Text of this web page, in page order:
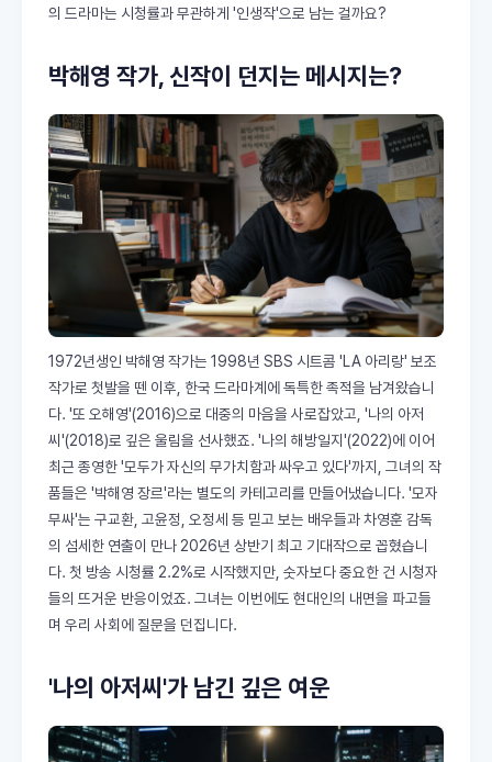
의 드라마는 시청률과 무관하게 '인생작'으로 남는 걸까요?
박해영 작가, 신작이 던지는 메시지는?
1972년생인 박해영 작가는 1998년 SBS 시트콤 'LA 아리랑' 보조
작가로 첫발을 뗀 이후, 한국 드라마계에 독특한 족적을 남겨왔습니
다. '또 오해영'(2016)으로 대중의 마음을 사로잡았고, '나의 아저
씨'(2018)로 깊은 울림을 선사했죠. '나의 해방일지'(2022)에 이어
최근 종영한 '모두가 자신의 무가치함과 싸우고 있다'까지, 그녀의 작
품들은 '박해영 장르'라는 별도의 카테고리를 만들어냈습니다. '모자
무싸'는 구교환, 고윤정, 오정세 등 믿고 보는 배우들과 차영훈 감독
의 섬세한 연출이 만나 2026년 상반기 최고 기대작으로 꼽혔습니
다. 첫 방송 시청률 2.2%로 시작했지만, 숫자보다 중요한 건 시청자
들의 뜨거운 반응이었죠. 그녀는 이번에도 현대인의 내면을 파고들
며 우리 사회에 질문을 던집니다.
'나의 아저씨'가 남긴 깊은 여운